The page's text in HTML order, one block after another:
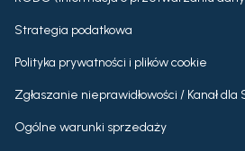
Strategia podatkowa
Polityka prywatności i plików cookie
Zgłaszanie nieprawidłowości / Kanał dla
Ogólne warunki sprzedaży